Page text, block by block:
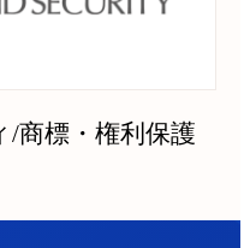
/商標・権利保護